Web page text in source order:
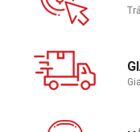
Để tăng thêm trải
Type C, USB 3.2
Bluetooth 5.0v và Wi-Fi 6.